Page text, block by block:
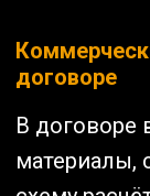
договоре
В договоре
материалы,